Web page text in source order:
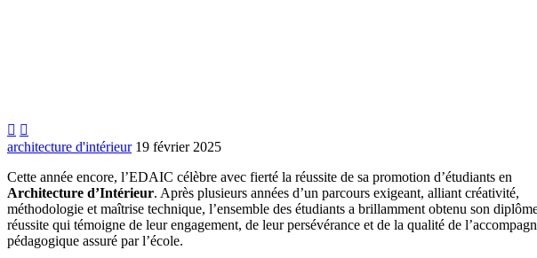
 
architecture d'intérieur 19 février 2025
Cette année encore, l’EDAIC célèbre avec fierté la réussite de sa promotion d’étudiants en
Architecture d’Intérieur. Après plusieurs années d’un parcours exigeant, alliant créativité,
méthodologie et maîtrise technique, l’ensemble des étudiants a brillamment obtenu son
réussite qui témoigne de leur engagement, de leur persévérance et de la qualité de
pédagogique assuré par l’école.